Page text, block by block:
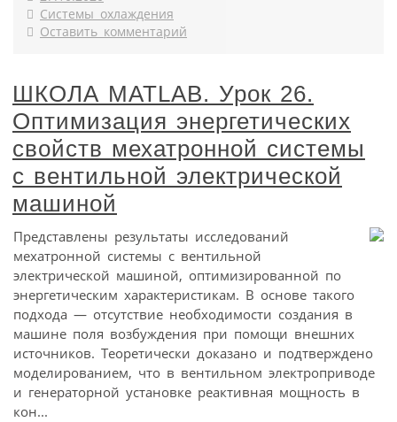
Системы охлаждения
Оставить комментарий
ШКОЛА MATLAB. Урок 26.
Оптимизация энергетических
свойств мехатронной системы
с вентильной электрической
машиной
Представлены результаты исследований
мехатронной системы с вентильной
электрической машиной, оптимизированной по
энергетическим характеристикам. В основе такого
подхода — отсутствие необходимости создания в
машине поля возбуждения при помощи внешних
источников. Теоретически доказано и подтверждено
моделированием, что в вентильном электроприводе
и генераторной установке реактивная мощность в
кон...